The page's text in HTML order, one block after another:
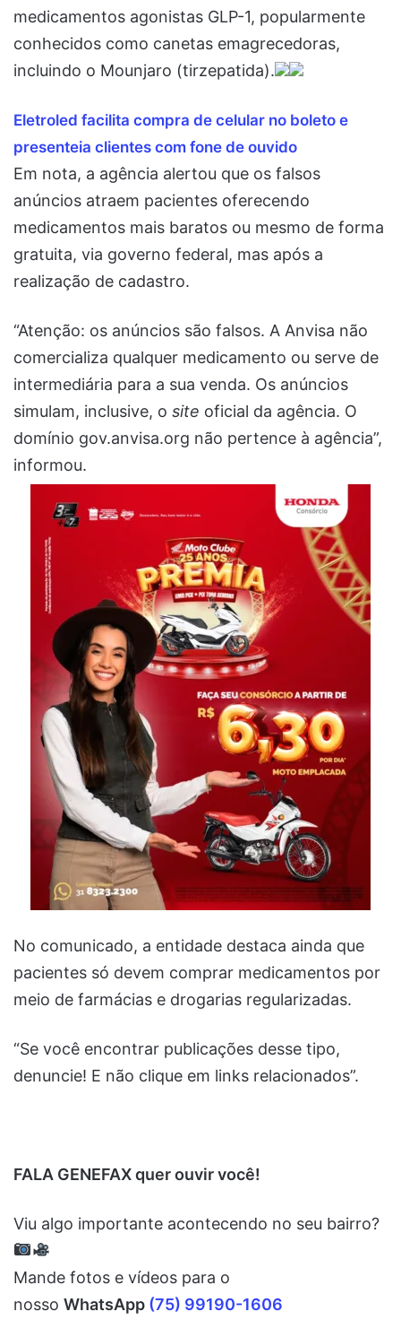
medicamentos agonistas GLP-1, popularmente
conhecidos como canetas emagrecedoras,
incluindo o Mounjaro (tirzepatida).
Eletroled facilita compra de celular no boleto e
presenteia clientes com fone de ouvido
Em nota, a agência alertou que os falsos
anúncios atraem pacientes oferecendo
medicamentos mais baratos ou mesmo de forma
gratuita, via governo federal, mas após a
realização de cadastro.
“Atenção: os anúncios são falsos. A Anvisa não
comercializa qualquer medicamento ou serve de
intermediária para a sua venda. Os anúncios
simulam, inclusive, o site oficial da agência. O
domínio gov.anvisa.org não pertence à agência”,
informou.
No comunicado, a entidade destaca ainda que
pacientes só devem comprar medicamentos por
meio de farmácias e drogarias regularizadas.
“Se você encontrar publicações desse tipo,
denuncie! E não clique em links relacionados”.
FALA GENEFAX quer ouvir você!
Viu algo importante acontecendo no seu bairro?
Mande fotos e vídeos para o
nosso WhatsApp (75) 99190-1606